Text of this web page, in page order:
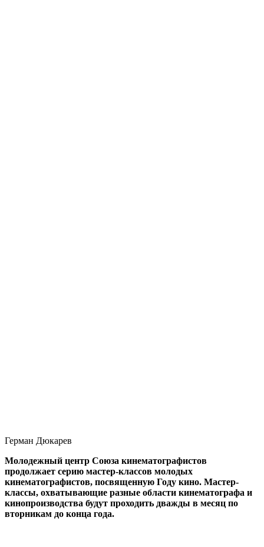
Герман Дюкарев
Молодежный центр Союза кинематографистов
продолжает серию мастер-классов молодых
кинематографистов, посвященную Году кино. Мастер-
классы, охватывающие разные области кинематографа и
кинопроизводства будут проходить дважды в месяц по
вторникам до конца года.